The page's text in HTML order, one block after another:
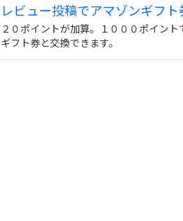
レビュー投稿でアマゾンギフト
２０ポイントが加算。１０００ポイン
ギフト券と交換できます。